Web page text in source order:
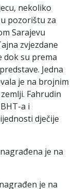
nekoliko
pozorištu za
Sarajevu
zvjezdane
dok su prema
Jedna
je na brojnim
Fahrudin
a i
dječije
je na
je na